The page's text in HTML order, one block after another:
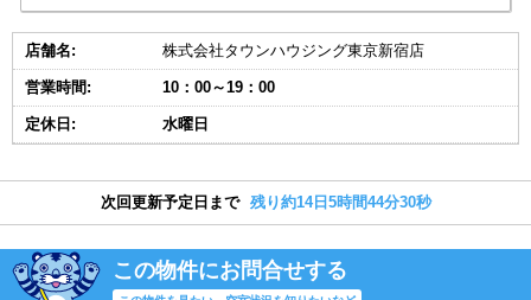
店舗名: 株式会社タウンハウジング東京新宿店
営業時間: 10：00～19：00
定休日: 水曜日
次回更新予定日まで 残り約14日5時間44分29秒
この物件にお問合せする